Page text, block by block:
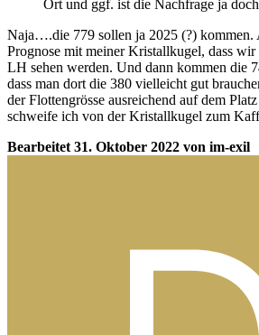
Ort und ggf. ist die Nachfrage ja
Naja….die 779 sollen ja 2025 (?) kommen.
Prognose mit meiner Kristallkugel, dass
LH sehen werden. Und dann kommen die
dass man dort die 380 vielleicht gut
der Flottengrösse ausreichend auf dem
schweife ich von der Kristallkugel zum
Bearbeitet 31. Oktober 2022 von im-exil